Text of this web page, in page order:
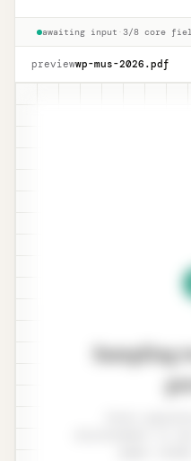
qualitative
awaiting input ·3/8 core
previewwp-mus-2026 .pdf
Sampling